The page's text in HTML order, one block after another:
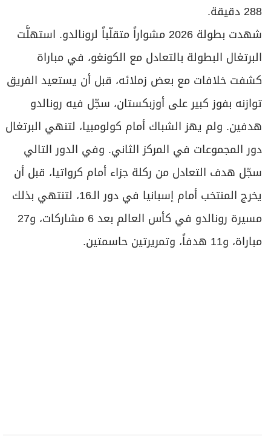
288 دقيقة.
شهدت بطولة 2026 مشواراً متقلّباً لرونالدو. استهلَّت
البرتغال البطولة بالتعادل مع الكونغو، في مباراة
كشفت خلافات مع بعض زملائه، قبل أن يستعيد الفريق
توازنه بفوز كبير على أوزبكستان، سجّل فيه رونالدو
هدفين. ولم يهز الشباك أمام كولومبيا، لتنهي البرتغال
دور المجموعات في المركز الثاني. وفي الدور التالي
سجّل هدف التعادل من ركلة جزاء أمام كرواتيا، قبل أن
يخرج المنتخب أمام إسبانيا في دور الـ16، لتنتهي بذلك
مسيرة رونالدو في كأس العالم بعد 6 مشاركات، و27
مباراة، و11 هدفاً، وتمريرتين حاسمتين.